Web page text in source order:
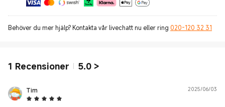
Behöver du mer hjälp? Kontakta vår livechatt nu eller ring 020-120 32 31
1 Recensioner 5.0 >
Tim
5 Star
2025/06/03